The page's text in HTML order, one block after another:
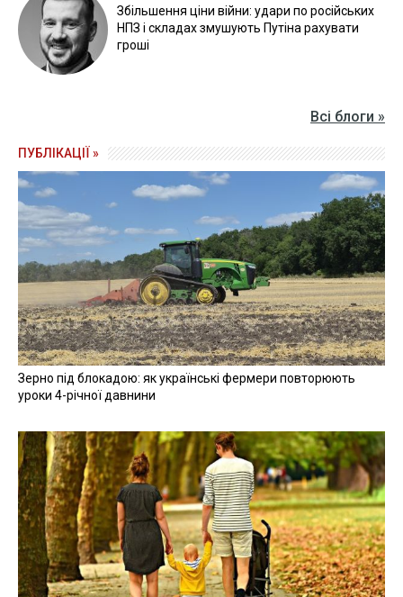
Збільшення ціни війни: удари по російських
НПЗ і складах змушують Путіна рахувати
гроші
Всі блоги »
ПУБЛІКАЦІЇ »
Зерно під блокадою: як українські фермери повторюють
уроки 4-річної давнини